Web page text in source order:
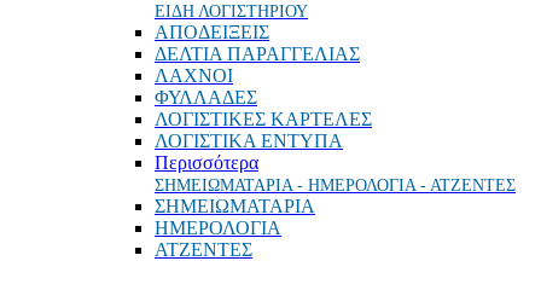
ΕΙΔΗ ΛΟΓΙΣΤΗΡΙΟΥ
ΑΠΟΔΕΙΞΕΙΣ
ΔΕΛΤΙΑ ΠΑΡΑΓΓΕΛΙΑΣ
ΛΑΧΝΟΙ
ΦΥΛΛΑΔΕΣ
ΛΟΓΙΣΤΙΚΕΣ ΚΑΡΤΕΛΕΣ
ΛΟΓΙΣΤΙΚΑ ΕΝΤΥΠΑ
Περισσότερα
ΣΗΜΕΙΩΜΑΤΑΡΙΑ - ΗΜΕΡΟΛΟΓΙΑ - ΑΤΖΕΝΤΕΣ
ΣΗΜΕΙΩΜΑΤΑΡΙΑ
ΗΜΕΡΟΛΟΓΙΑ
ΑΤΖΕΝΤΕΣ